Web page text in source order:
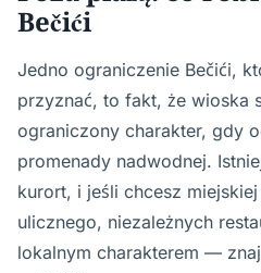
Bečići
Jedno ograniczenie Bečići,
przyznać, to fakt, że wioska
ograniczony charakter, gdy
promenady nadwodnej.
kurort, i jeśli chcesz
ulicznego, niezależnych
lokalnym charakterem —